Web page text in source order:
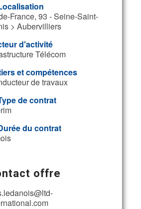
France, 93 - Seine-Saint-
> Aubervilliers
d'activité
Télécom
et compétences
de travaux
de contrat
du contrat
offre